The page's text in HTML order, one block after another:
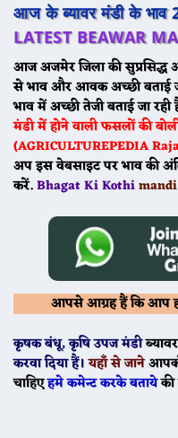
आज के ब्यावर मंडी के
LATEST BEAWAR
आज अजमेर जिला की सुप्रसिद्ध
से भाव और आवक अच्छी बताई
भाव में अच्छी तेजी बताई जा
मंडी में होने वाली फसलों की
(AGRICULTUREPEDIA
अप इस वेबसाइट पर भाव की
करें.Bhagat Ki Kothi
आपसे आग्रह हैं कि आप
कृषक बंधू, कृषि उपज मंडीब्यावर
करवा दिया हैं। यहाँ से जाने
चाहिएहमे कमेन्ट करके बतायेकी